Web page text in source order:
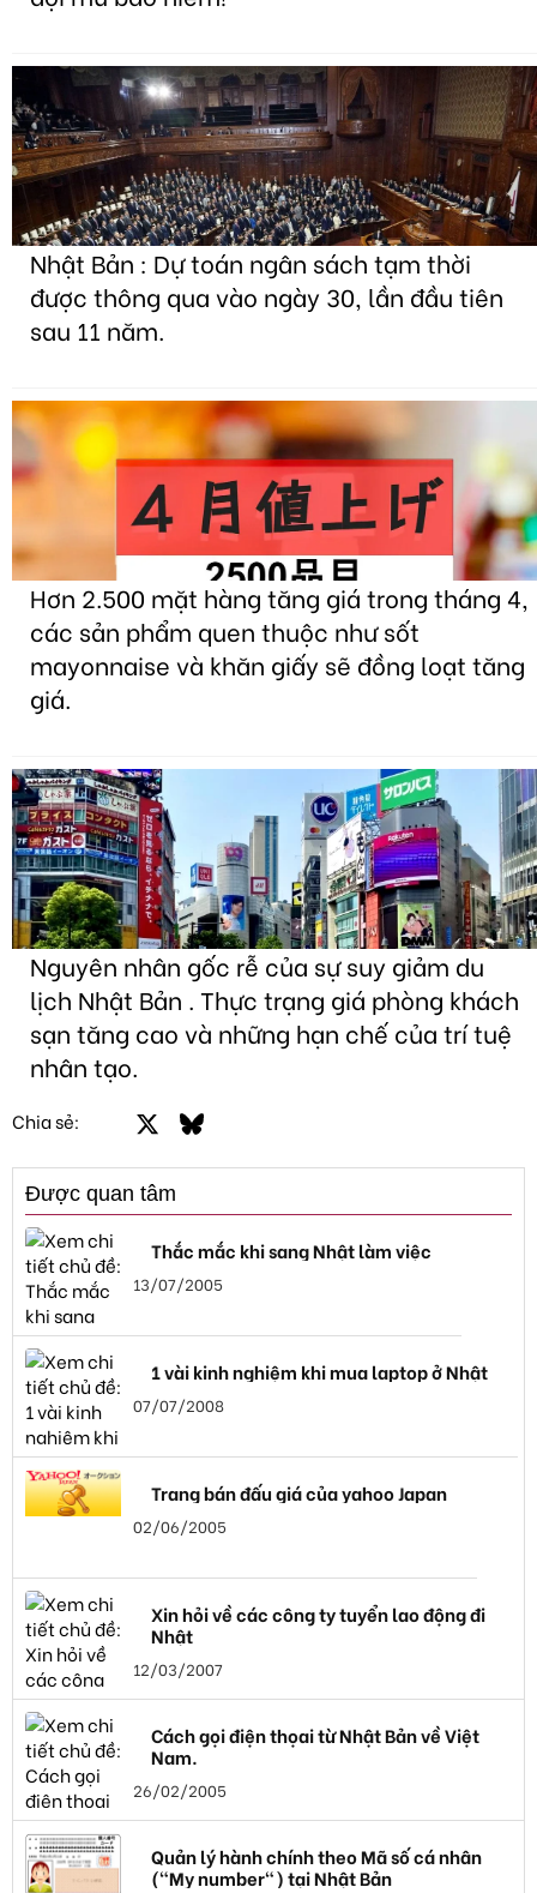
Nhật Bản : Dự toán ngân sách tạm thời
được thông qua vào ngày 30, lần đầu tiên
sau 11 năm.
Hơn 2.500 mặt hàng tăng giá trong tháng 4,
các sản phẩm quen thuộc như sốt
mayonnaise và khăn giấy sẽ đồng loạt tăng
giá.
Nguyên nhân gốc rễ của sự suy giảm du
lịch Nhật Bản . Thực trạng giá phòng khách
sạn tăng cao và những hạn chế của trí tuệ
nhân tạo.
Chia sẻ: FacebookBluesky
Được quan tâm
Thắc mắc khi sang Nhật làm việc
13/07/2005
1 vài kinh nghiệm khi mua laptop ở Nhật
07/07/2008
Trang bán đấu giá của yahoo Japan
02/06/2005
Xin hỏi về các công ty tuyển lao động đi
Nhật
12/03/2007
Cách gọi điện thọai từ Nhật Bản về Việt
Nam.
26/02/2005
Quản lý hành chính theo Mã số cá nhân
("My number") tại Nhật Bản